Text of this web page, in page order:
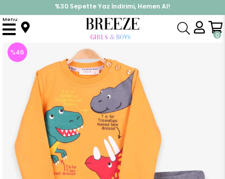
%30 Sepette Yaz İndirimi, Hemen Al!
İndirimlere ek %10 İndirimi Kap, Hemen Üye Ol!
0
Menu
Anasayfa Takımlar Eşofman Takımı
%46